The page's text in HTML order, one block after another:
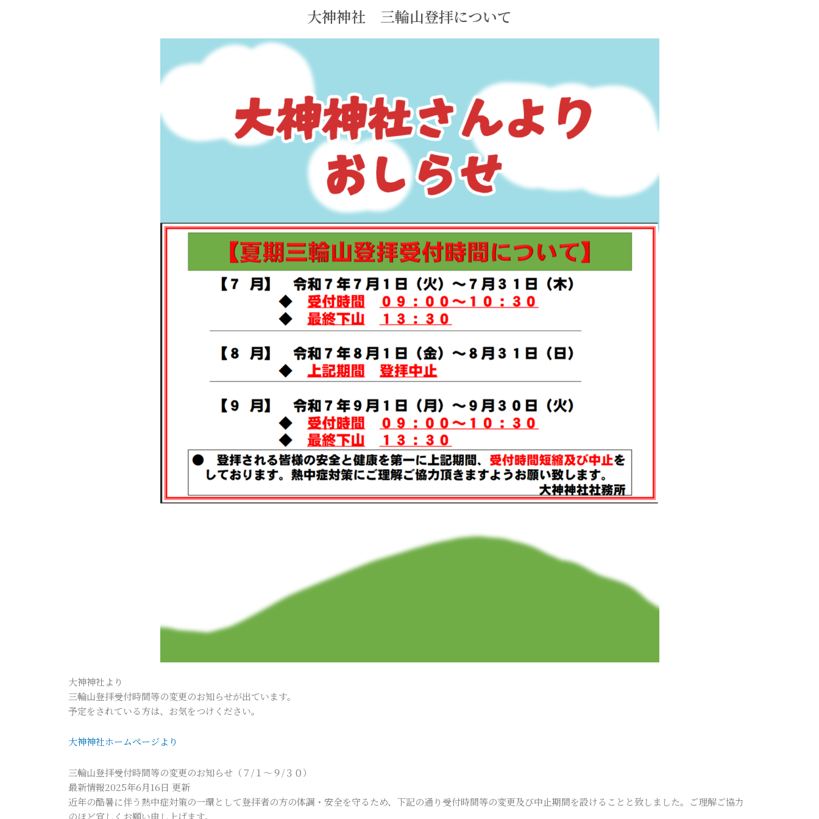
大神神社 三輪山登拝について
大神神社より
三輪山登拝受付時間等の変更のお知らせが出ています。
予定をされている方は、お気をつけください。
大神神社ホームぺージより
三輪山登拝受付時間等の変更のお知らせ（７/１～９/３０）
最新情報2025年6月16日 更新
近年の酷暑に伴う熱中症対策の一環として登拝者の方の体調・安全を守るため、下記の通り受付時間等の変更及び中止期間を設けることと致しました。ご理解ご協力
のほど宜しくお願い申し上げます。